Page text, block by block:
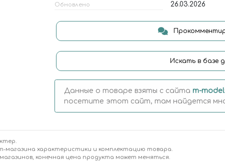
Обновлено 26.03.2026
Искать в базе
Данные о товаре взяты с сайта m-
посетите этот сайт, там найдется
магазина характеристики и комплектацию товара.
конечная цена продукта может меняться.